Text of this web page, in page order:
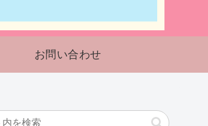
お問い合わせ